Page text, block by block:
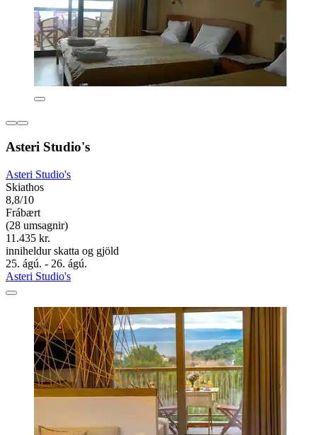
Asteri Studio's
Asteri Studio's
Skiathos
8,8/10
Frábært
(28 umsagnir)
11.435 kr.
inniheldur skatta og gjöld
25. ágú. - 26. ágú.
Asteri Studio's